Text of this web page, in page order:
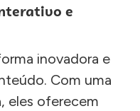
e
inovadora e
Com uma
eles oferecem